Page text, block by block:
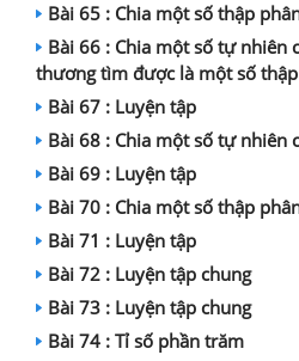
Bài 65 : Chia một số thập
Bài 66 : Chia một số tự nhiên
thương tìm được là một số
Bài 67 : Luyện tập
Bài 68 : Chia một số tự nhiên
Bài 69 : Luyện tập
Bài 70 : Chia một số thập
Bài 71 : Luyện tập
Bài 72 : Luyện tập chung
Bài 73 : Luyện tập chung
Bài 74 : Tỉ số phần trăm